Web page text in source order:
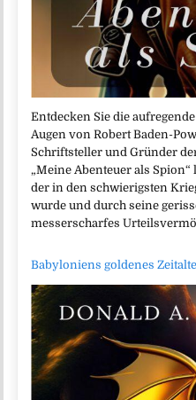
Entdecken Sie die
Augen von Robert Baden-
Schriftsteller und Gründer
„Meine Abenteuer als
der in den schwierigsten
wurde und durch seine
messerscharfes
Babyloniens goldenes